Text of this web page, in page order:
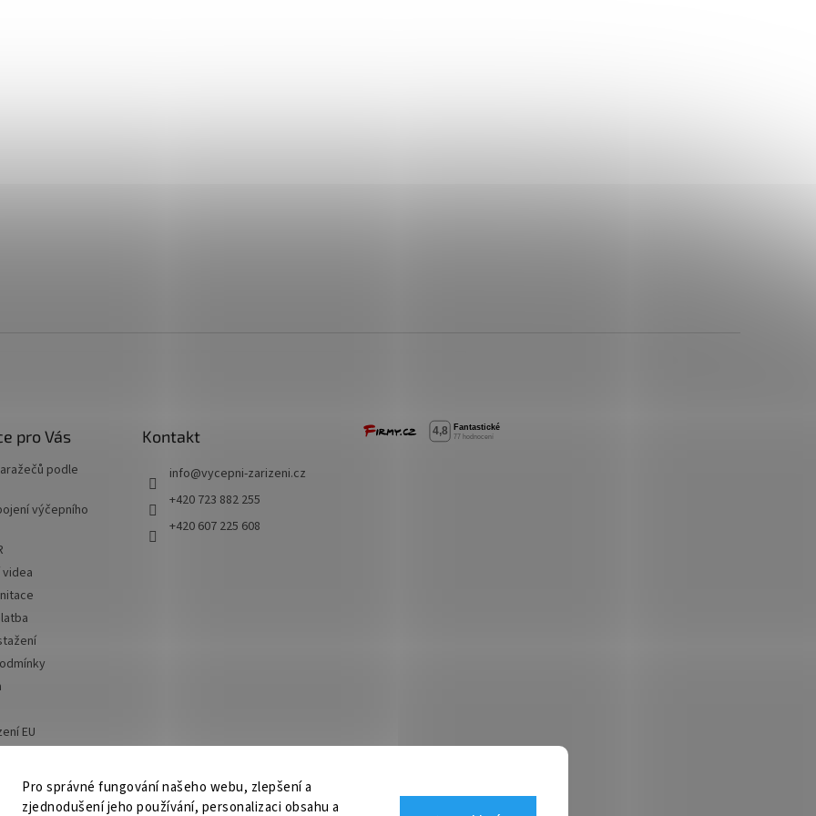
Pro správné fungování našeho webu, zlepšení a
zjednodušení jeho používání, personalizaci obsahu a
pro Vás
podle
výčepního
EU
Kontakt
info@vycepni-zarizeni.cz
+420 723 882 255
+420 607 225 608